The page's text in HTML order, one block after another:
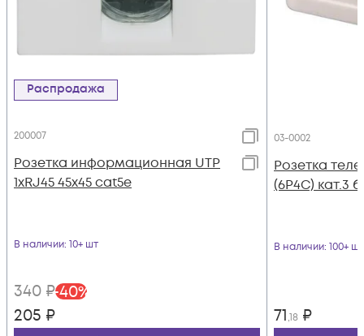
Распродажа
200007
Розетка информационная UTP
1хRJ45 45х45 cat5е
В наличии: 10+ шт
340 ₽-40%
205 ₽
03-0002
Розетка
(6P4C) кат.3
В наличии: 100+ шт
71,18 ₽